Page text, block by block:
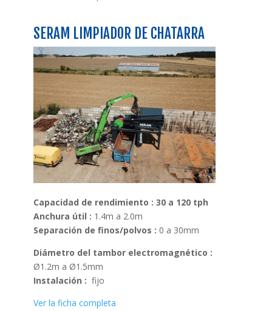
SERAM LIMPIADOR DE CHATARRA
Capacidad de rendimiento : 30 a 120 tph
Anchura útil : 1.4m a 2.0m
Separación de finos/polvos : 0 a 30mm
Diámetro del tambor electromagnético :
Ø1.2m a Ø1.5mm
Instalación : fijo
Ver la ficha completa